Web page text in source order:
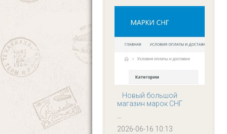
Новый большой
магазин марок СНГ
...
2026-06-16 10:13